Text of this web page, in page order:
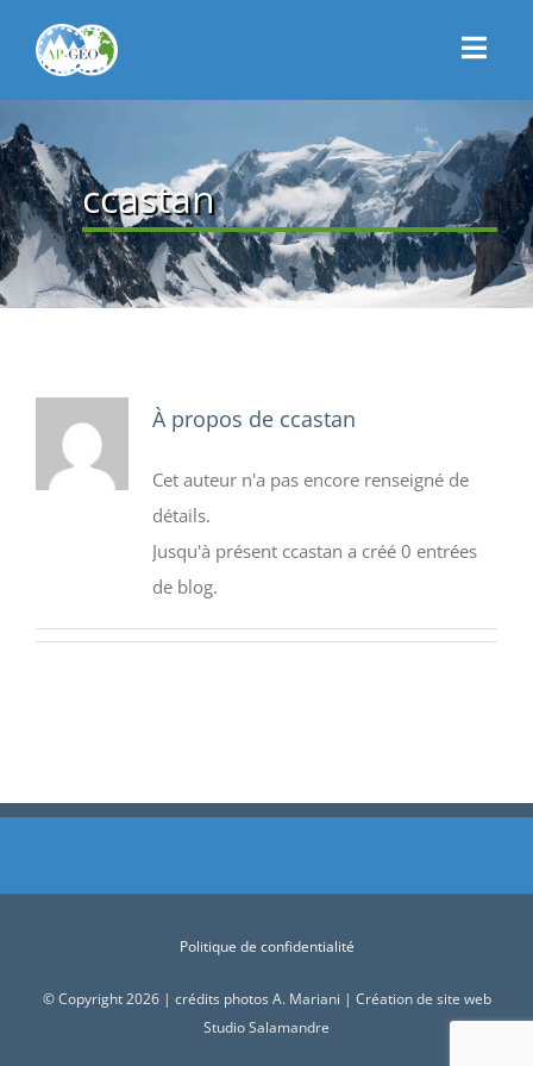
ACCUEIL
PRÉSENTATION
ACTUALITÉS
ccastan
À propos de ccastan
Cet auteur n'a pas encore renseigné de
détails.
Jusqu'à présent ccastan a créé 0 entrées
de blog.
Politique de confidentialité
© Copyright 2026 | crédits photos A. Mariani | Création de site web
Studio Salamandre